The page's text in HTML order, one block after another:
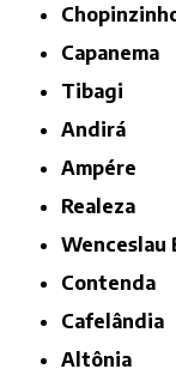
Capanema
Tibagi
Andirá
Ampére
Realeza
Wenceslau
Contenda
Cafelândia
Altônia